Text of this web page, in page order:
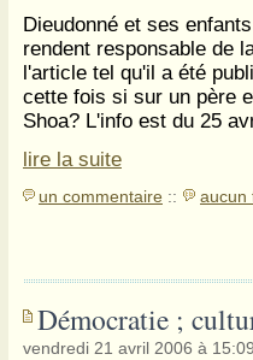
Dieudonné et ses
rendent responsable de
l'article tel qu'il a été
cette fois si sur un père
Shoa? L'info est du 25
lire la suite
un commentaire :: aucun
Démocratie ;
vendredi 21 avril 2006 à 15:09